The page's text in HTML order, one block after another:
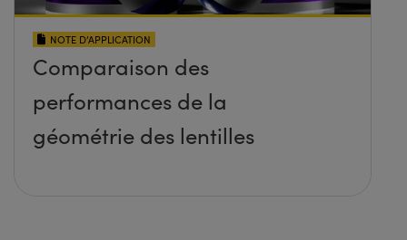
NOTE D’APPLICATION
Comparaison des
performances de la
géométrie des lentilles